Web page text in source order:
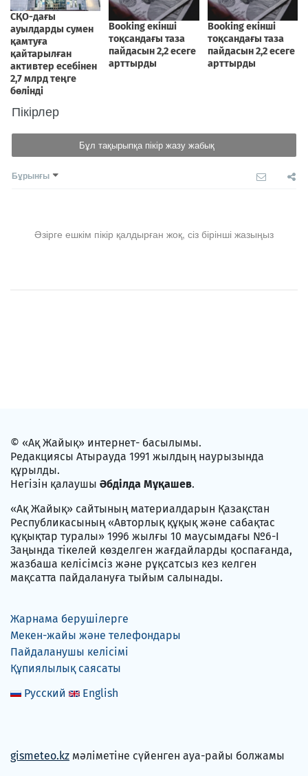
Пікірлер
Бұл тақырыпқа пікір жазу жабық
Бұрынғы
Әзірге ешкім пікір қалдырған жоқ, сіз бірінші жазыңыз
© «Ақ Жайық» интернет- басылымы.
Редакциясы Атырауда 1991 жылдың наурызында
құрылды.
Негізін қалаушы Әбділда Мұқашев.
«Ақ Жайық» сайтының материалдарын Қазақстан
Республикасының «Авторлық құқық және сабақтас
құқықтар туралы» 1996 жылғы 10 маусымдағы №6-I
Заңында тікелей көзделген жағдайларды қоспағанда,
жазбаша келісімсіз және рұқсатсыз кез келген
мақсатта пайдалануға тыйым салынады.
Жарнама берушілерге
Мекен-жайы және телефондары
Пайдаланушы келісімі
Құпиялылық саясаты
Русский
English
gismeteo.kz мәліметіне сүйенген ауа-райы болжамы